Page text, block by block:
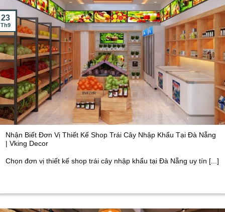
Nhận Biết Đơn Vị Thiết Kế Shop Trái Cây Nhập Khẩu Tại Đà Nẵng
| Vking Decor
Chọn đơn vị thiết kế shop trái cây nhập khẩu tại Đà Nẵng uy tín [...]
23
Th9